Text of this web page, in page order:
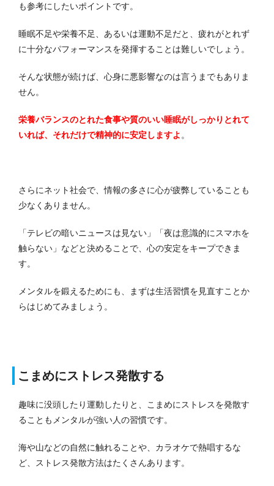
も参考にしたいポイントです。
睡眠不足や栄養不足、あるいは運動不足だと、疲れがとれず
に十分なパフォーマンスを発揮することは難しいでしょう。
そんな状態が続けば、心身に悪影響なのは言うまでもありま
せん。
栄養バランスのとれた食事や質のいい睡眠がしっかりとれて
いれば、それだけで精神的に安定しますよ。
さらにネット社会で、情報の多さに心が疲弊していることも
少なくありません。
「テレビの暗いニュースは見ない」「夜は意識的にスマホを
触らない」などと決めることで、心の安定をキープできま
す。
メンタルを鍛えるためにも、まずは生活習慣を見直すことか
らはじめてみましょう。
こまめにストレス発散する
趣味に没頭したり運動したりと、こまめにストレスを発散す
ることもメンタルが強い人の習慣です。
海や山などの自然に触れることや、カラオケで熱唱するな
ど、ストレス発散方法はたくさんあります。